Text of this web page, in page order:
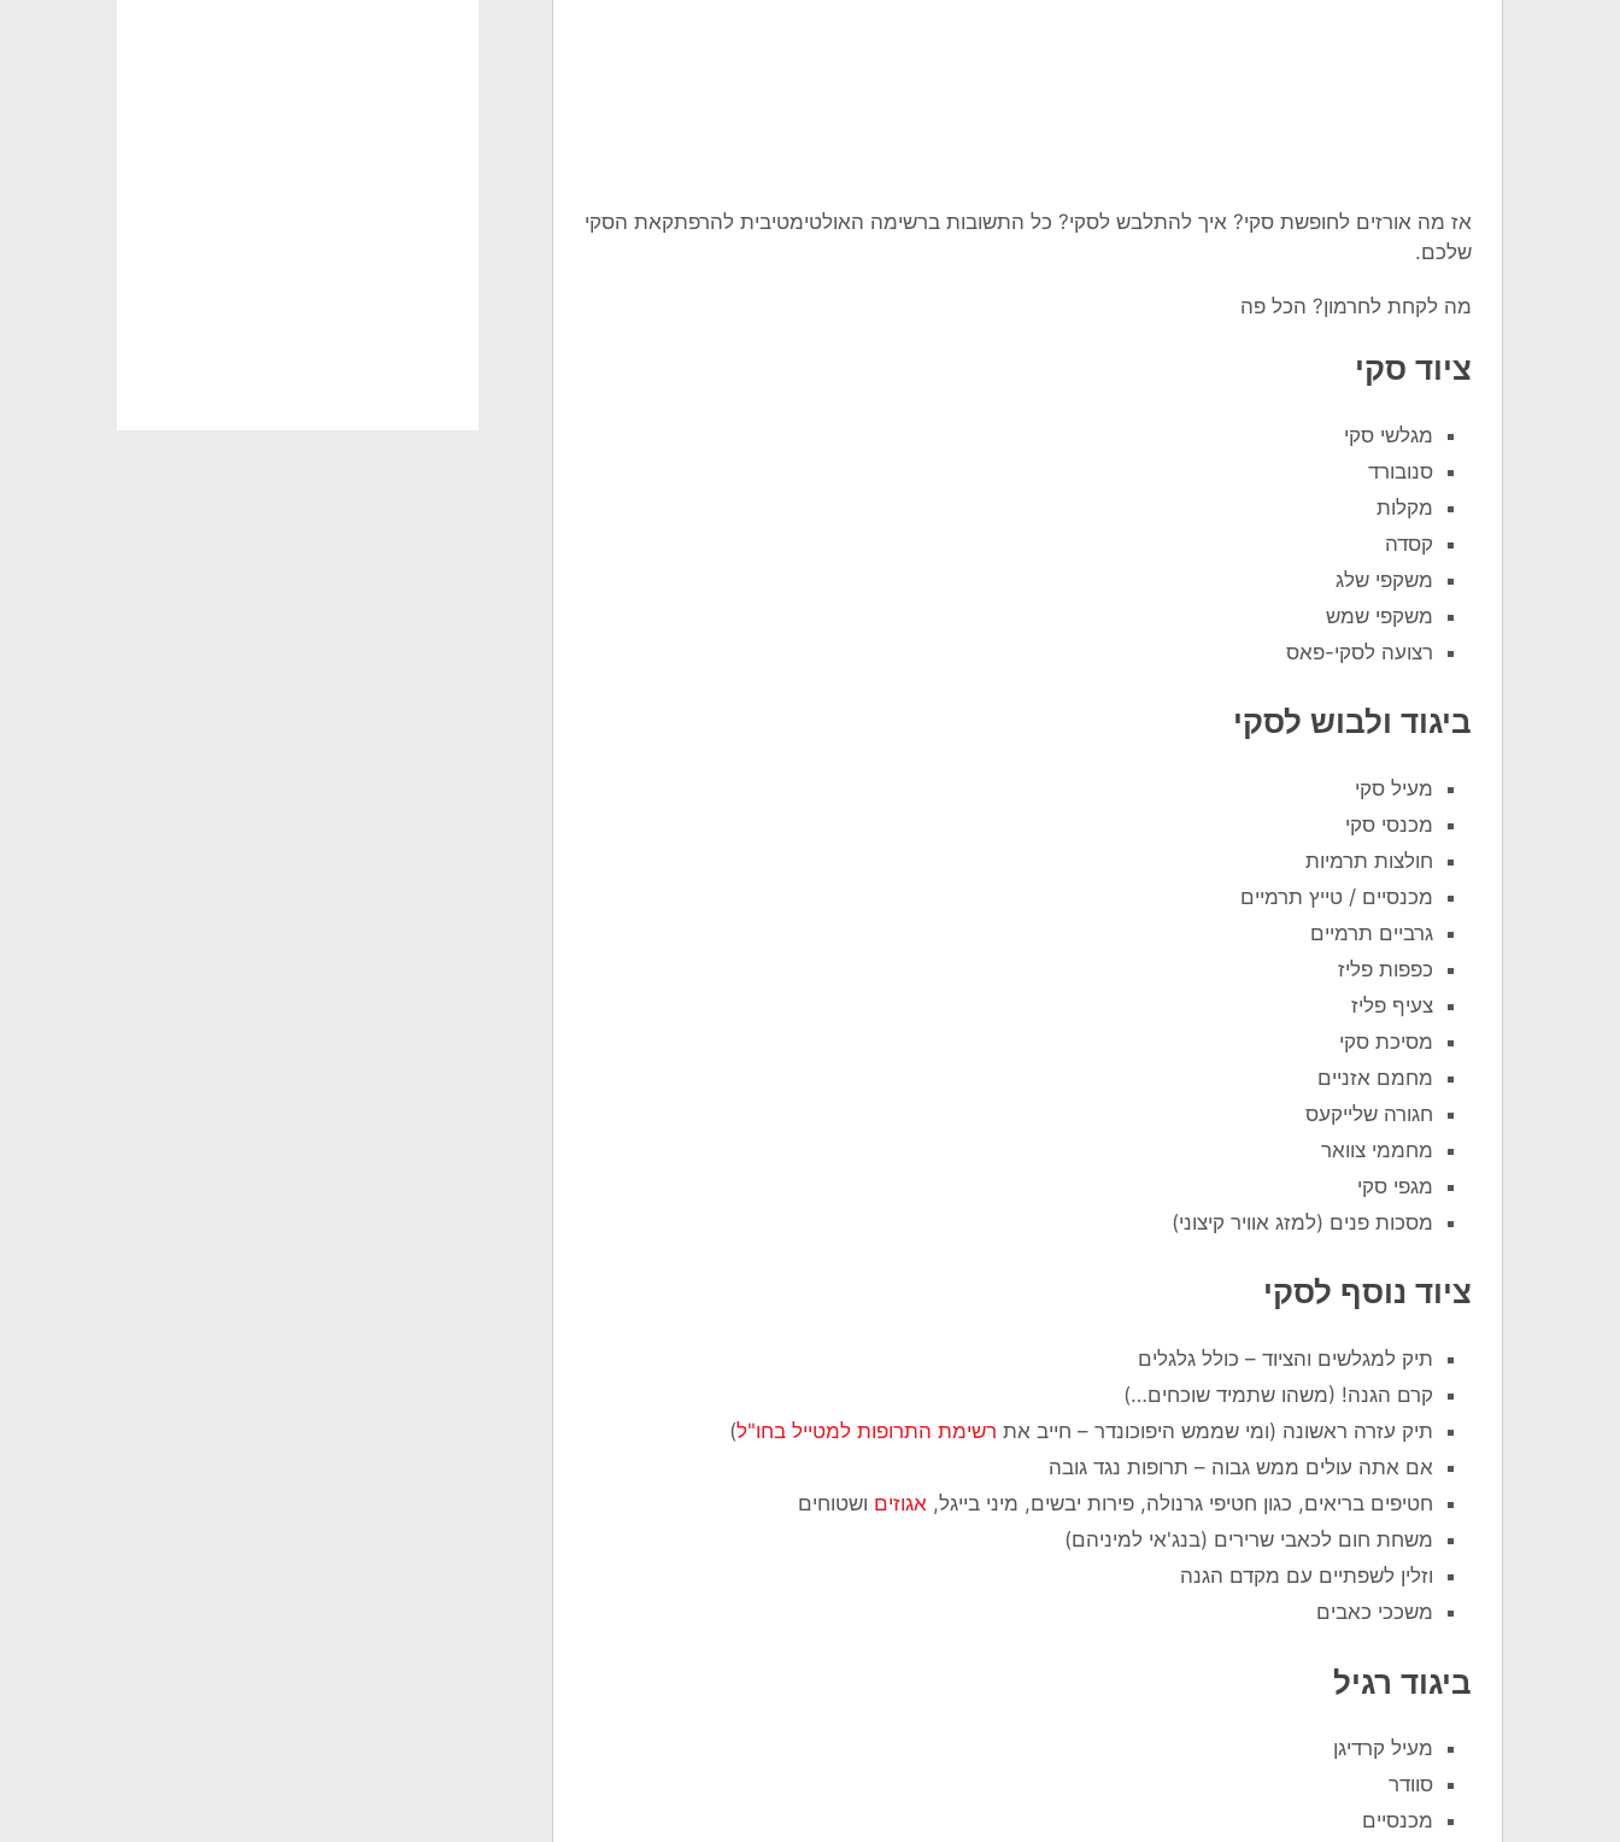
אז מה אורזים לחופשת סקי? איך להתלבש לסקי? כל התשובות ברשימה האולטימטיבית להרפתקאת הסקי
שלכם.
מה לקחת לחרמון? הכל פה
ציוד סקי
מגלשי סקי
סנובורד
מקלות
קסדה
משקפי שלג
משקפי שמש
רצועה לסקי-פאס
ביגוד ולבוש לסקי
מעיל סקי
מכנסי סקי
חולצות תרמיות
מכנסיים / טייץ תרמיים
גרביים תרמיים
כפפות פליז
צעיף פליז
מסיכת סקי
מחמם אזניים
חגורה שלייקעס
מחממי צוואר
מגפי סקי
מסכות פנים (למזג אוויר קיצוני)
ציוד נוסף לסקי
תיק למגלשים והציוד – כולל גלגלים
קרם הגנה! (משהו שתמיד שוכחים…)
תיק עזרה ראשונה (ומי שממש היפוכונדר – חייב את רשימת התרופות למטייל בחו"ל)
אם אתה עולים ממש גבוה – תרופות נגד גובה
חטיפים בריאים, כגון חטיפי גרנולה, פירות יבשים, מיני בייגל, אגוזים ושטוחים
משחת חום לכאבי שרירים (בנג'אי למיניהם)
וזלין לשפתיים עם מקדם הגנה
משככי כאבים
ביגוד רגיל
מעיל קרדיגן
סוודר
מכנסיים